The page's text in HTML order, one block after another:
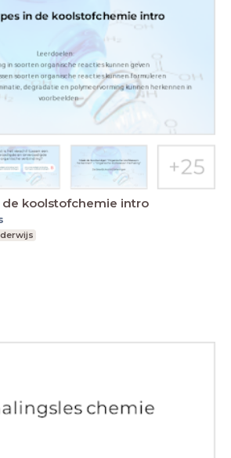
de koolstofchemie intro